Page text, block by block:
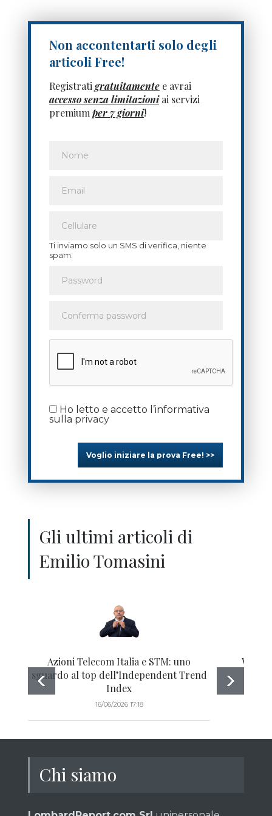
Non accontentarti solo degli
articoli Free!
Registratigratuitamente e avrai
accesso senza limitazioniai servizi
premiumper 7 giorni!
Ti inviamo solo un SMS di verifica, niente
spam.
Ho letto e accetto l’informativa
sulla privacy
Voglio iniziare la prova Free! >>
Gli ultimi articoli di
Emilio Tomasini
Azioni Telecom Italia e STM: uno
sguardo al top dell’Independent Trend
Index
16/06/2026 17:18
Chi siamo